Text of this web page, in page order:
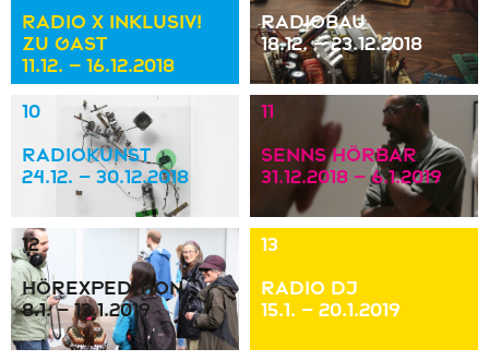
Radio X inklusiv!
zu Gast
11.12. – 16.12.2018
Radiobau
18.12. – 23.12.2018
10
RadioKunst
24.12. – 30.12.2018
11
Senns HörBar
31.12.2018 – 6.1.2019
12
Hörexpedition
8.1. – 13.1.2019
13
Radio DJ
15.1. – 20.1.2019